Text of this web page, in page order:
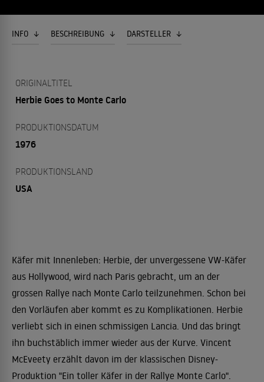
INFO BESCHREIBUNG DARSTELLER
ORIGINALTITEL
Herbie Goes to Monte Carlo
PRODUKTIONSDATUM
1976
PRODUKTIONSLAND
USA
Käfer mit Innenleben: Herbie, der unvergessene VW-Käfer
aus Hollywood, wird nach Paris gebracht, um an der
grossen Rallye nach Monte Carlo teilzunehmen. Schon bei
den Vorläufen aber kommt es zu Komplikationen. Herbie
verliebt sich in einen schmissigen Lancia. Und das bringt
ihn buchstäblich immer wieder aus der Kurve. Vincent
McEveety erzählt davon im der klassischen Disney-
Produktion "Ein toller Käfer in der Rallye Monte Carlo".